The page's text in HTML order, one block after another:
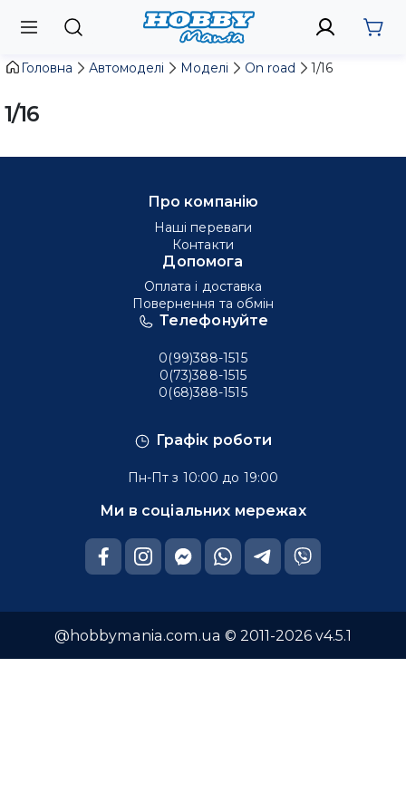
Головна Автомоделі Моделі On road 1/16
1/16
Графік роботи
Пн-Пт з 10:00 до 19:00
Ми в соціальних мережах
Телефонуйте
0(99)388-1515
0(73)388-1515
0(68)388-1515
Про компанію
Наші переваги
Контакти
Допомога
Оплата і доставка
Повернення та обмін
@hobbymania.com.ua © 2011-2026 v4.5.1